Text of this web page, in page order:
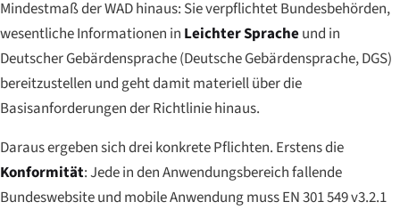
Mindestmaß der WAD hinaus: Sie verpflichtet Bundesbehörden,
wesentliche Informationen in Leichter Spracheund in
Deutscher Gebärdensprache (Deutsche Gebärdensprache, DGS)
bereitzustellen und geht damit materiell über die
Basisanforderungen der Richtlinie hinaus.
Daraus ergeben sich drei konkrete Pflichten. Erstens die
Konformität: Jede in den Anwendungsbereich fallende
Bundeswebsite und mobile Anwendung muss EN 301 549 v3.2.1